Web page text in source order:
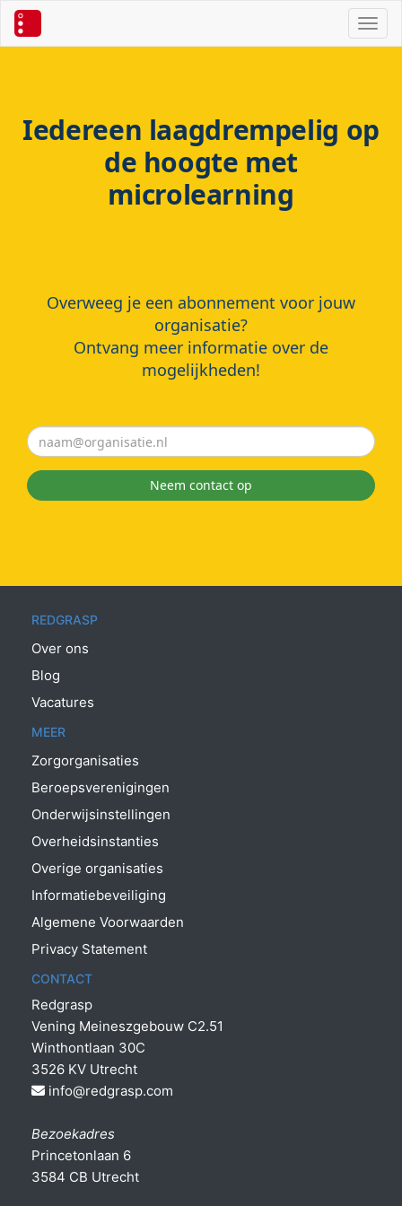
Iedereen laagdrempelig op
de hoogte met
microlearning
Overweeg je een abonnement voor jouw
organisatie?
Ontvang meer informatie over de
mogelijkheden!
Neem contact op
REDGRASP
Over ons
Blog
Vacatures
MEER
Zorgorganisaties
Beroepsverenigingen
Onderwijsinstellingen
Overheidsinstanties
Overige organisaties
Informatiebeveiliging
Algemene Voorwaarden
Privacy Statement
CONTACT
Redgrasp
Vening Meineszgebouw C2.51
Winthontlaan 30C
3526 KV Utrecht
info@redgrasp.com
Bezoekadres
Princetonlaan 6
3584 CB Utrecht